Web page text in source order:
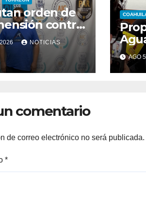
orden de
contra
NOTICIAS
de
AGO
comentario
de correo electrónico no será publicada.
*